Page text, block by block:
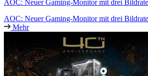
AOC: Neuer Gaming-Monitor mit drei
AOC: Neuer Gaming-Monitor mit drei
Mehr